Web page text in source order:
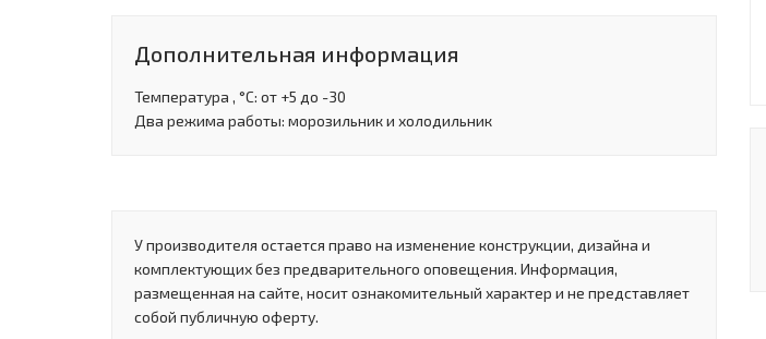
Дополнительная информация
Температура , °С: от +5 до -30
Два режима работы: морозильник и холодильник
У производителя остается право на изменение конструкции, дизайна и
комплектующих без предварительного оповещения. Информация,
размещенная на сайте, носит ознакомительный характер и не представляет
собой публичную оферту.